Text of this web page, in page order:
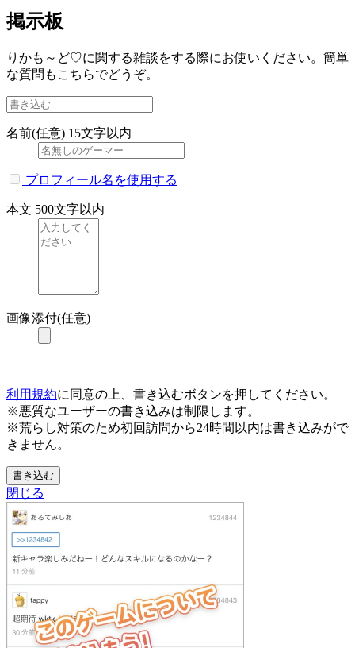
掲示板
りかも～ど♡に関する雑談をする際にお使いください。簡単
な質問もこちらでどうぞ。
名前(任意) 15文字以内
プロフィール名を使用する
本文 500文字以内
画像添付(任意)
利用規約に同意の上、書き込むボタンを押してください。
※悪質なユーザーの書き込みは制限します。
※荒らし対策のため初回訪問から24時間以内は書き込みがで
きません。
書き込む
閉じる